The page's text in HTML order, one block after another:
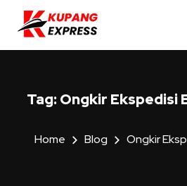
Tag: Ongkir Ekspedisi
Home Blog Ongkir